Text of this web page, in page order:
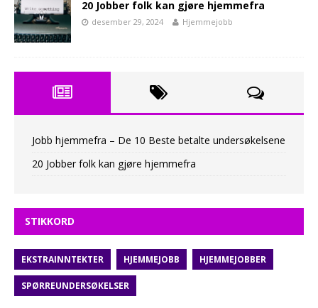
20 Jobber folk kan gjøre hjemmefra
desember 29, 2024 Hjemmejobb
Jobb hjemmefra – De 10 Beste betalte undersøkelsene
20 Jobber folk kan gjøre hjemmefra
STIKKORD
EKSTRAINNTEKTER HJEMMEJOBB HJEMMEJOBBER
SPØRREUNDERSØKELSER